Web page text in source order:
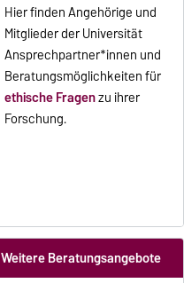
Hier finden Angehörige und
Mitglieder der Universität
Ansprechpartner*innen und
Beratungsmöglichkeiten für
ethische Fragenzu ihrer
Forschung.
Weitere Beratungsangebote